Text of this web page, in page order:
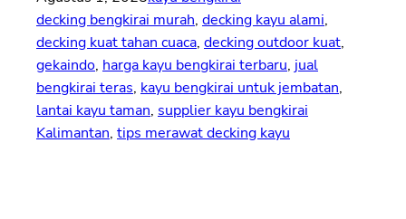
decking bengkirai murah, decking kayu alami
decking kuat tahan cuaca, decking outdoor kuat
gekaindo, harga kayu bengkirai terbaru, jual
bengkirai teras, kayu bengkirai untuk jembatan
lantai kayu taman, supplier kayu bengkirai
Kalimantan, tips merawat decking kayu